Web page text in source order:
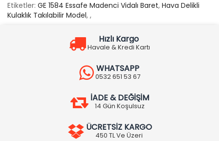
Etiketler: GE 1584 Essafe Madenci Vidalı Baret, Hava Delikli
Kulaklık Takılabilir Model, ,
Hızlı Kargo
Havale & Kredi Kartı
WHATSAPP
0532 651 53 67
İADE & DEĞİŞİM
14 Gün Koşulsuz
ÜCRETSİZ KARGO
450 TL Ve Üzeri